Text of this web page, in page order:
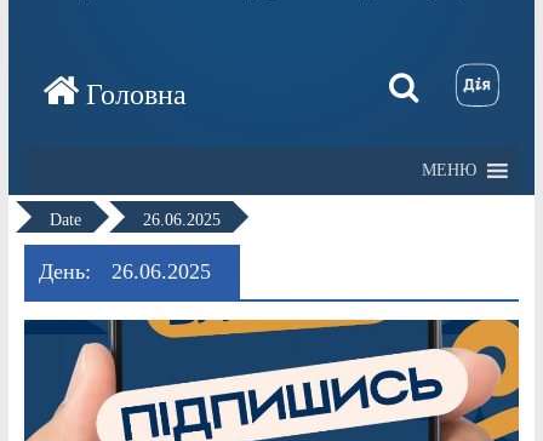
МЕНЮ
Date 26.06.2025
День: 26.06.2025